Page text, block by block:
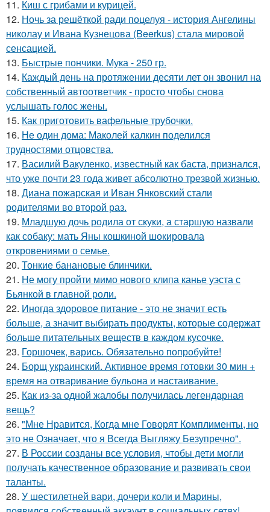
11. Киш с грибами и курицей.
12. Ночь за решёткой ради поцелуя - история Ангелины
николау и Ивана Кузнецова (Beerkus) стала мировой
сенсацией.
13. Быстрые пончики. Мука - 250 гр.
14. Каждый день на протяжении десяти лет он звонил на
собственный автоответчик - просто чтобы снова
услышать голос жены.
15. Как приготовить вафельные трубочки.
16. Не один дома: Маколей калкин поделился
трудностями отцовства.
17. Василий Вакуленко, известный как баста, признался,
что уже почти 23 года живет абсолютно трезвой жизнью.
18. Диана пожарская и Иван Янковский стали
родителями во второй раз.
19. Младшую дочь родила от скуки, а старшую назвали
как собаку: мать Яны кошкиной шокировала
откровениями о семье.
20. Тонкие банановые блинчики.
21. Не могу пройти мимо нового клипа канье уэста с
Бьянкой в главной роли.
22. Иногда здоровое питание - это не значит есть
больше, а значит выбирать продукты, которые содержат
больше питательных веществ в каждом кусочке.
23. Горшочек, варись. Обязательно попробуйте!
24. Борщ украинский. Активное время готовки 30 мин +
время на отваривание бульона и настаивание.
25. Как из-за одной жалобы получилась легендарная
вещь?
26. "Мне Нравится, Когда мне Говорят Комплименты, но
это не Означает, что я Всегда Выгляжу Безупречно".
27. В России созданы все условия, чтобы дети могли
получать качественное образование и развивать свои
таланты.
28. У шестилетней вари, дочери коли и Марины,